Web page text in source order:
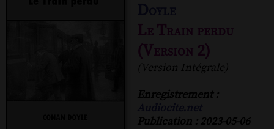
Le Train perdu
(Version 2)
(Version Intégrale)
Enregistrement :
Publication : 2023-05-06